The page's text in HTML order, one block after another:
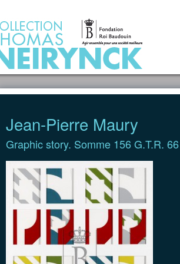
Jean-Pierre Maury
Graphic story. Somme 156 G.T.R.